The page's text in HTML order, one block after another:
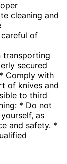
cleaning and
careful of
transporting
secured
Comply with
of knives and
to third
* Do not
as
and safety. *